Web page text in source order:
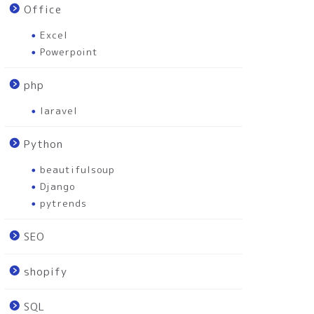
Office
Excel
Powerpoint
php
laravel
Python
beautifulsoup
Django
pytrends
SEO
shopify
SQL